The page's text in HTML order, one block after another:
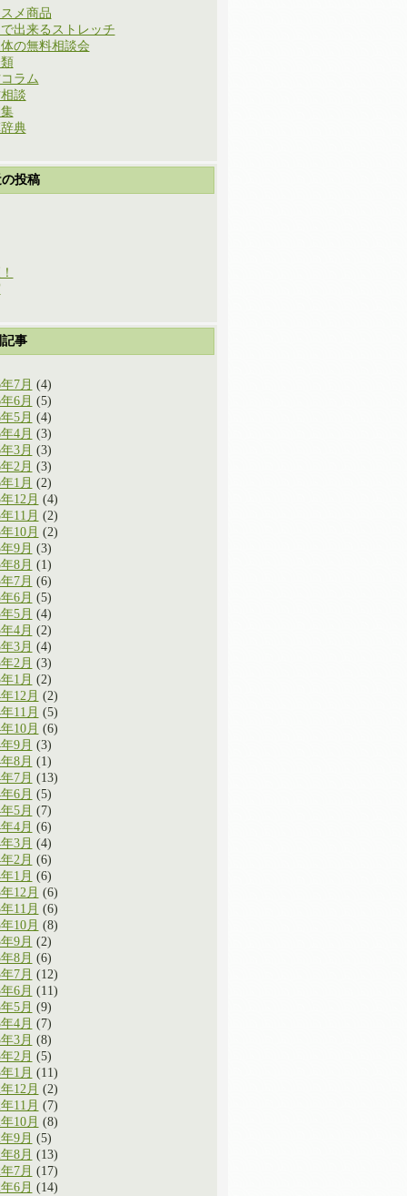
メ商品
出来るストレッチ
の無料相談会
ラム
談
典
投稿
記事
7月 (4)
6月 (5)
5月 (4)
4月 (3)
3月 (3)
2月 (3)
1月 (2)
12月 (4)
11月 (2)
10月 (2)
9月 (3)
8月 (1)
7月 (6)
6月 (5)
5月 (4)
4月 (2)
3月 (4)
2月 (3)
1月 (2)
12月 (2)
11月 (5)
10月 (6)
9月 (3)
8月 (1)
7月 (13)
6月 (5)
5月 (7)
4月 (6)
3月 (4)
2月 (6)
1月 (6)
12月 (6)
11月 (6)
10月 (8)
9月 (2)
8月 (6)
7月 (12)
6月 (11)
5月 (9)
4月 (7)
3月 (8)
2月 (5)
1月 (11)
12月 (2)
11月 (7)
10月 (8)
9月 (5)
8月 (13)
7月 (17)
6月 (14)